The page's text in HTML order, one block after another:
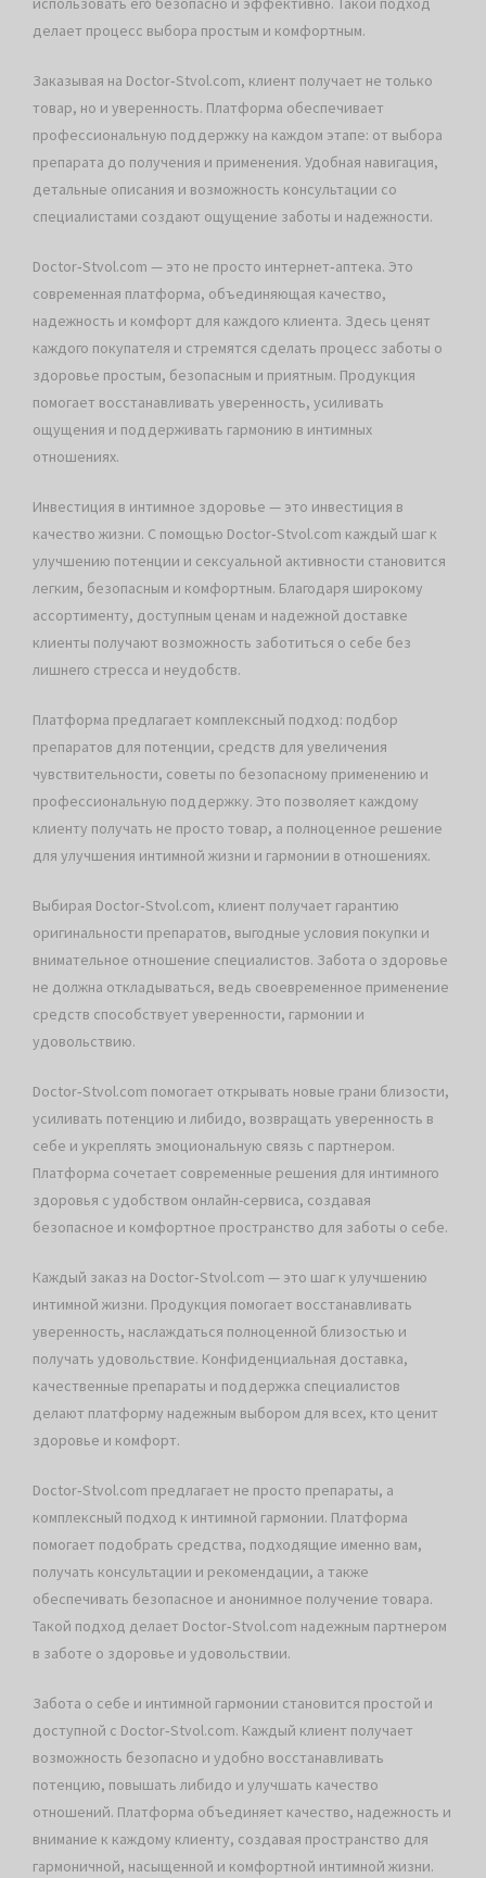
делает процесс выбора простым и комфортным.
Заказывая на Doctor‑Stvol.com, клиент получает не только
товар, но и уверенность. Платформа обеспечивает
профессиональную поддержку на каждом этапе: от выбора
препарата до получения и применения. Удобная навигация,
детальные описания и возможность консультации со
специалистами создают ощущение заботы и надежности.
Doctor‑Stvol.com — это не просто интернет‑аптека. Это
современная платформа, объединяющая качество,
надежность и комфорт для каждого клиента. Здесь ценят
каждого покупателя и стремятся сделать процесс заботы о
здоровье простым, безопасным и приятным. Продукция
помогает восстанавливать уверенность, усиливать
ощущения и поддерживать гармонию в интимных
отношениях.
Инвестиция в интимное здоровье — это инвестиция в
качество жизни. С помощью Doctor‑Stvol.com каждый шаг к
улучшению потенции и сексуальной активности становится
легким, безопасным и комфортным. Благодаря широкому
ассортименту, доступным ценам и надежной доставке
клиенты получают возможность заботиться о себе без
лишнего стресса и неудобств.
Платформа предлагает комплексный подход: подбор
препаратов для потенции, средств для увеличения
чувствительности, советы по безопасному применению и
профессиональную поддержку. Это позволяет каждому
клиенту получать не просто товар, а полноценное решение
для улучшения интимной жизни и гармонии в отношениях.
Выбирая Doctor‑Stvol.com, клиент получает гарантию
оригинальности препаратов, выгодные условия покупки и
внимательное отношение специалистов. Забота о здоровье
не должна откладываться, ведь своевременное применение
средств способствует уверенности, гармонии и
удовольствию.
Doctor‑Stvol.com помогает открывать новые грани близости,
усиливать потенцию и либидо, возвращать уверенность в
себе и укреплять эмоциональную связь с партнером.
Платформа сочетает современные решения для интимного
здоровья с удобством онлайн-сервиса, создавая
безопасное и комфортное пространство для заботы о себе.
Каждый заказ на Doctor‑Stvol.com — это шаг к улучшению
интимной жизни. Продукция помогает восстанавливать
уверенность, наслаждаться полноценной близостью и
получать удовольствие. Конфиденциальная доставка,
качественные препараты и поддержка специалистов
делают платформу надежным выбором для всех, кто ценит
здоровье и комфорт.
Doctor‑Stvol.com предлагает не просто препараты, а
комплексный подход к интимной гармонии. Платформа
помогает подобрать средства, подходящие именно вам,
получать консультации и рекомендации, а также
обеспечивать безопасное и анонимное получение товара.
Такой подход делает Doctor‑Stvol.com надежным партнером
в заботе о здоровье и удовольствии.
Забота о себе и интимной гармонии становится простой и
доступной с Doctor‑Stvol.com. Каждый клиент получает
возможность безопасно и удобно восстанавливать
потенцию, повышать либидо и улучшать качество
отношений. Платформа объединяет качество, надежность и
внимание к каждому клиенту, создавая пространство для
гармоничной, насыщенной и комфортной интимной жизни.